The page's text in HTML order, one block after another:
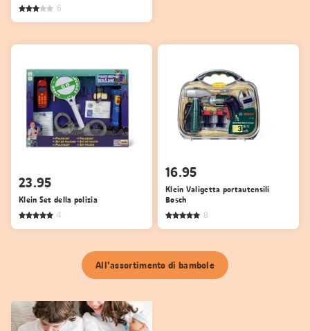
6
23.95
Klein Set della polizia
4
16.95
Klein Valigetta portautensili
Bosch
8
All'assortimento di bambole